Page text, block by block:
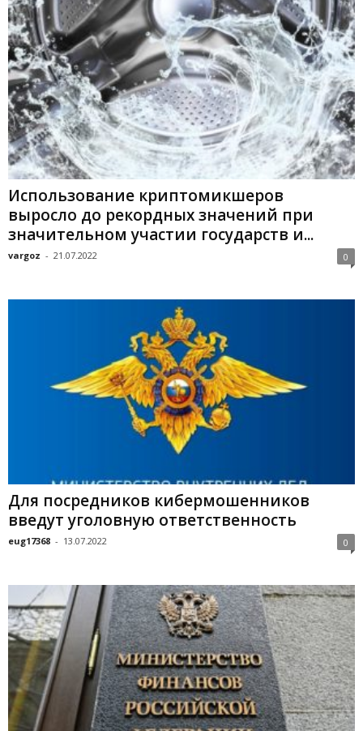
Использование криптомикшеров
выросло до рекордных значений при
значительном участии государств и...
vargoz - 21.07.2022 0
Для посредников кибермошенников
введут уголовную ответственность
eug17368 - 13.07.2022 0